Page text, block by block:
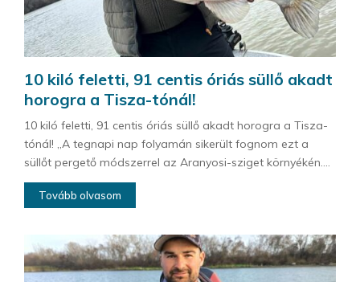
10 kiló feletti, 91 centis óriás süllő akadt
horogra a Tisza-tónál!
10 kiló feletti, 91 centis óriás süllő akadt horogra a Tisza-
tónál! „A tegnapi nap folyamán sikerült fognom ezt a
süllőt pergető módszerrel az Aranyosi-sziget környékén....
Tovább olvasom